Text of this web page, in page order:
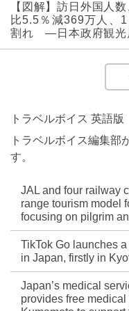
【図解】訪日外国人
比5.5％減369万人、
割れ ―日本政府観光
トラベルボイス 英語版
トラベルボイス編集部
す。
JAL and four railway
range tourism model
focusing on pilgrim
TikTok Go launches
in Japan, firstly in
Japan’s medical
provides free